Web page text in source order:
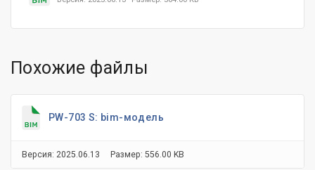
Похожие файлы
PW-703 S: bim-модель
Версия: 2025.06.13 Размер: 556.00 KB